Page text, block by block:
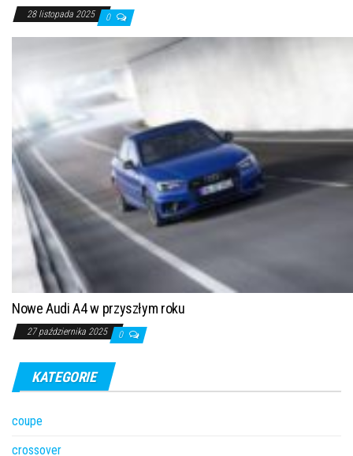
28 listopada 2025 0
Nowe Audi A4 w przyszłym roku
27 października 2025 0
KATEGORIE
coupe
crossover